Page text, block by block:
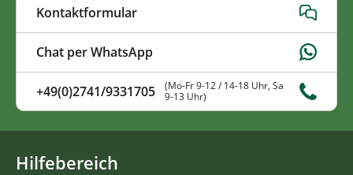
Kontaktformular
Chat per WhatsApp
+49(0)2741/9331705
(Mo-Fr 9-12 / 14-18 Uhr, Sa
9-13 Uhr)
Hilfebereich